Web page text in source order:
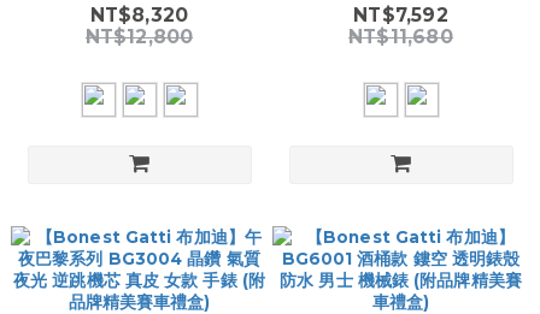
星辰 鏤空錶蓋 夜光指針刻度
不鏽鋼手錶(附品牌精美賽車
NT$8,320
NT$12,800
面鏤空 夜光指針刻度 全自動
機械 矽膠 手錶(附品牌精美
NT$7,592
NT$11,680